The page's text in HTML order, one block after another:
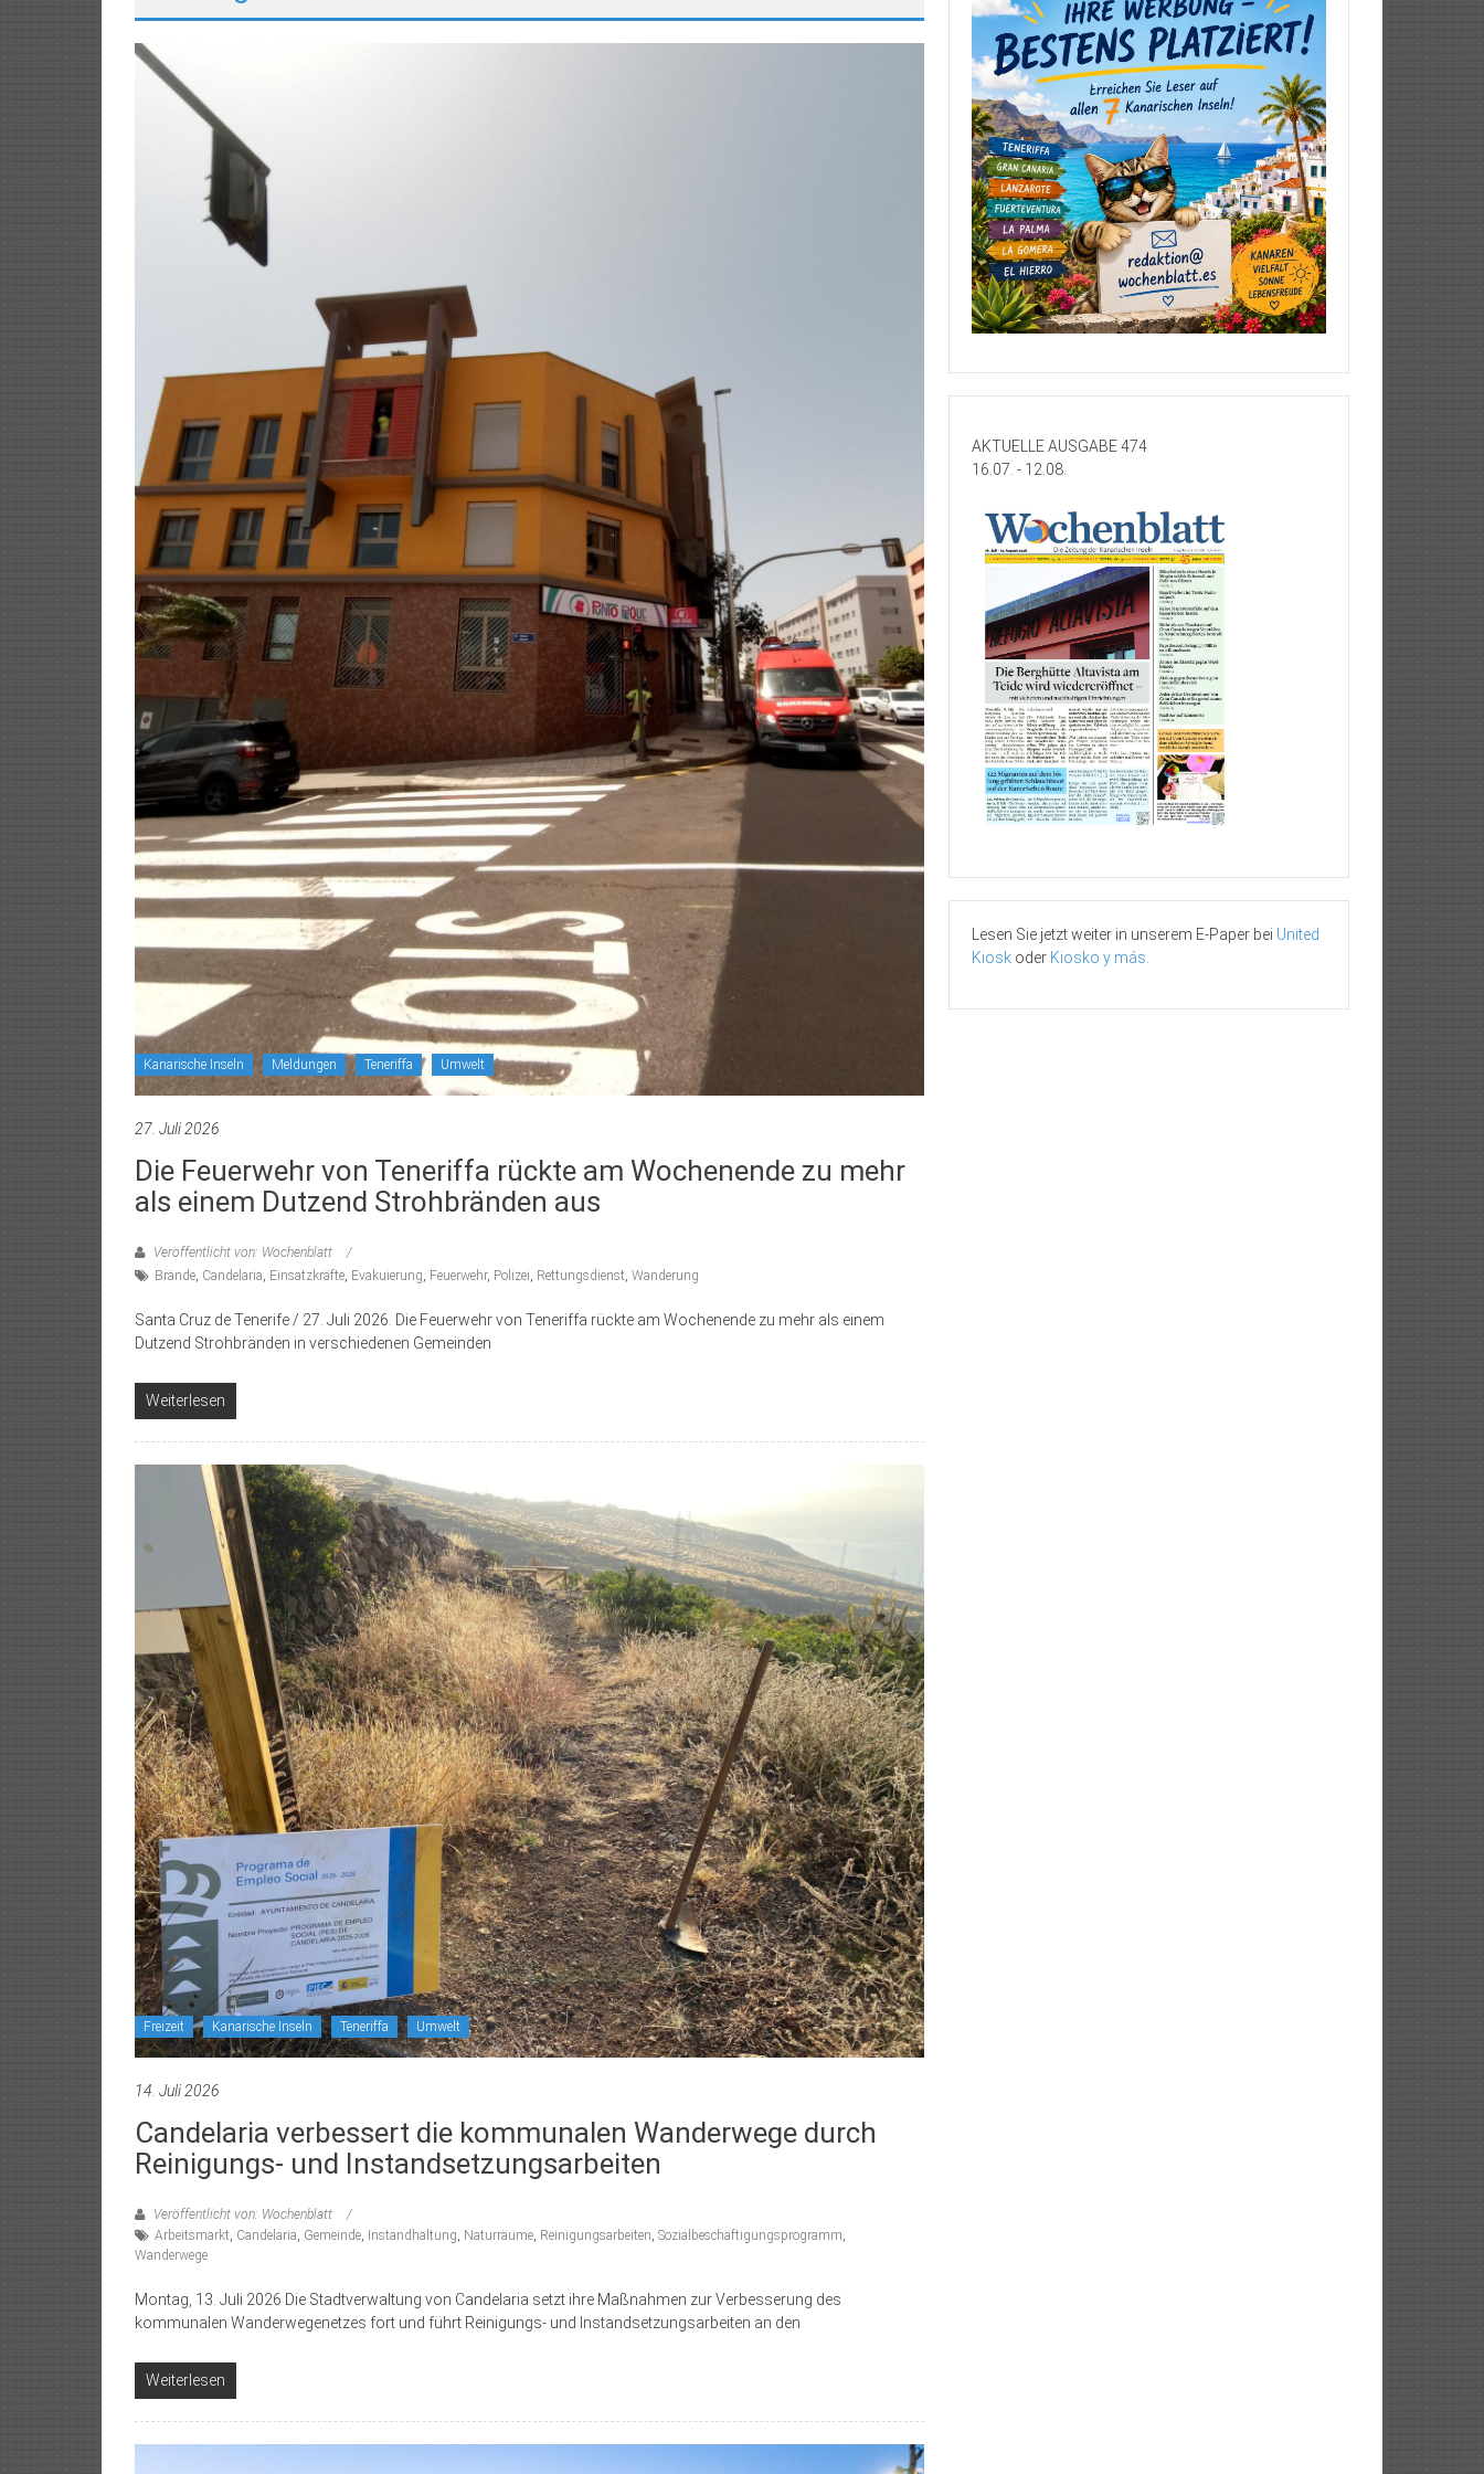
Kanarische Inseln Meldungen Teneriffa Umwelt
27. Juli 2026
Die Feuerwehr von Teneriffa rückte am Wochenende zu mehr
als einem Dutzend Strohbränden aus
Veröffentlicht von: Wochenblatt
Brände, Candelaria, Einsatzkräfte, Evakuierung, Feuerwehr, Polizei, Rettungsdienst, Wanderung
Santa Cruz de Tenerife / 27. Juli 2026. Die Feuerwehr von Teneriffa rückte am Wochenende zu mehr als einem
Dutzend Strohbränden in verschiedenen Gemeinden
Weiterlesen
Freizeit Kanarische Inseln Teneriffa Umwelt
14. Juli 2026
Candelaria verbessert die kommunalen Wanderwege durch
Reinigungs- und Instandsetzungsarbeiten
Veröffentlicht von: Wochenblatt
Arbeitsmarkt Candelaria Gemeinde Instandhaltung Naturräume Reinigungsarbeiten Sozialbeschäftigungsprogramm
Wanderwege
Montag, 13. Juli 2026 Die Stadtverwaltung von Candelaria setzt ihre Maßnahmen zur Verbesserung des
kommunalen Wanderwegenetzes fort und führt Reinigungs- und Instandsetzungsarbeiten an den
Weiterlesen
AKTUELLE AUSGABE 474
16.07. - 12.08.
Lesen Sie jetzt weiter in unserem E-Paper bei United
Kiosk oder Kiosko y más